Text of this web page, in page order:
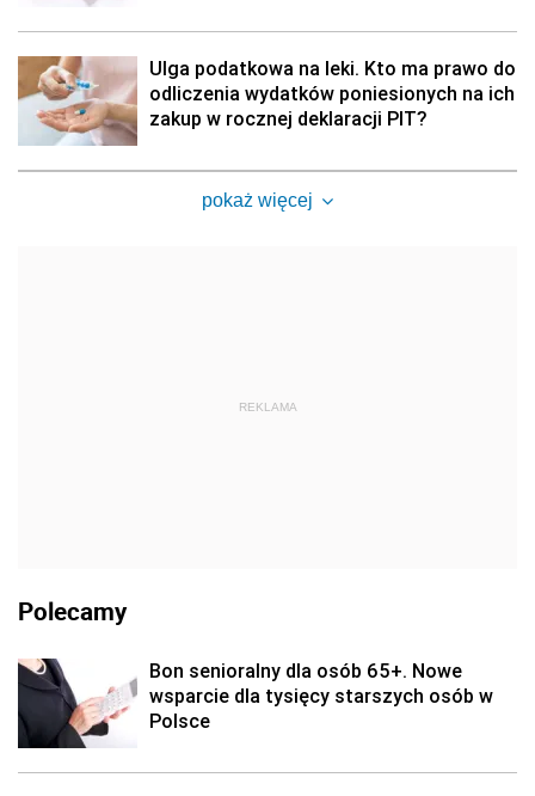
Ulga podatkowa na leki. Kto ma prawo do
odliczenia wydatków poniesionych na ich
zakup w rocznej deklaracji PIT?
pokaż więcej
REKLAMA
Polecamy
Bon senioralny dla osób 65+. Nowe
wsparcie dla tysięcy starszych osób w
Polsce